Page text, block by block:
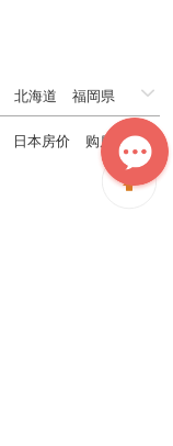
北海道
福岡県
日本房价
购房知识